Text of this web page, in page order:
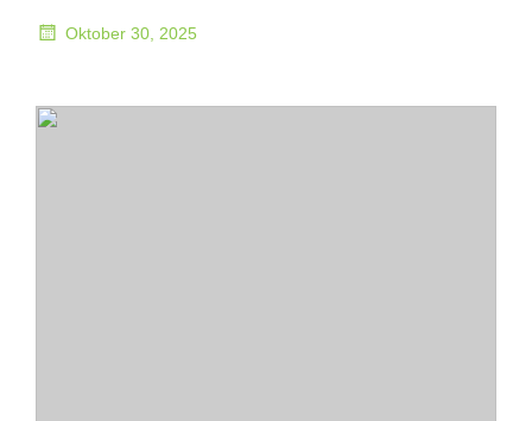
Oktober 30, 2025